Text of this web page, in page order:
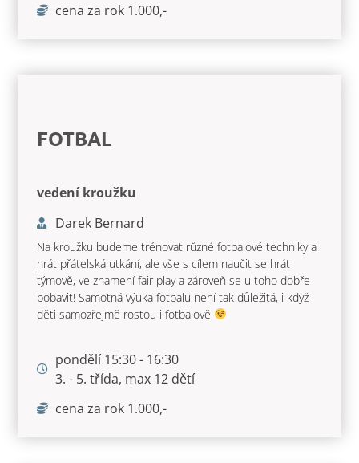
cena za rok 1.000,-
FOTBAL
vedení kroužku
Darek Bernard
Na kroužku budeme trénovat různé fotbalové techniky a
hrát přátelská utkání, ale vše s cílem naučit se hrát
týmově, ve znamení fair play a zároveň se u toho dobře
pobavit! Samotná výuka fotbalu není tak důležitá, i když
děti samozřejmě rostou i fotbalově
pondělí 15:30 - 16:30
3. - 5. třída, max 12 dětí
cena za rok 1.000,-